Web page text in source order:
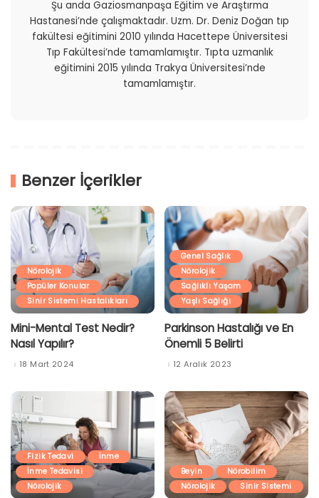
Şu anda Gaziosmanpaşa Eğitim ve Araştırma
Hastanesi’nde çalışmaktadır. Uzm. Dr. Deniz Doğan tıp
fakültesi eğitimini 2010 yılında Hacettepe Üniversitesi
Tıp Fakültesi’nde tamamlamıştır. Tıpta uzmanlık
eğitimini 2015 yılında Trakya Üniversitesi’nde
tamamlamıştır.
Benzer İçerikler
Nörolojik
Popüler Konular
Sinir Sistemi Hastalıkları
Mini-Mental Test Nedir?
Nasıl Yapılır?
18 Mart 2024
Genel Sağlık
Nörolojik
Sağlıklı Yaşam
Yaşlı Sağlığı
Parkinson Hastalığı ve En
Önemli 5 Belirti
12 Aralık 2023
Fizik Tedavi
İnme
İnme Tedavisi
Nörolojik
Beyin
Nörobilim
Nörolojik
Sinir Sistemi